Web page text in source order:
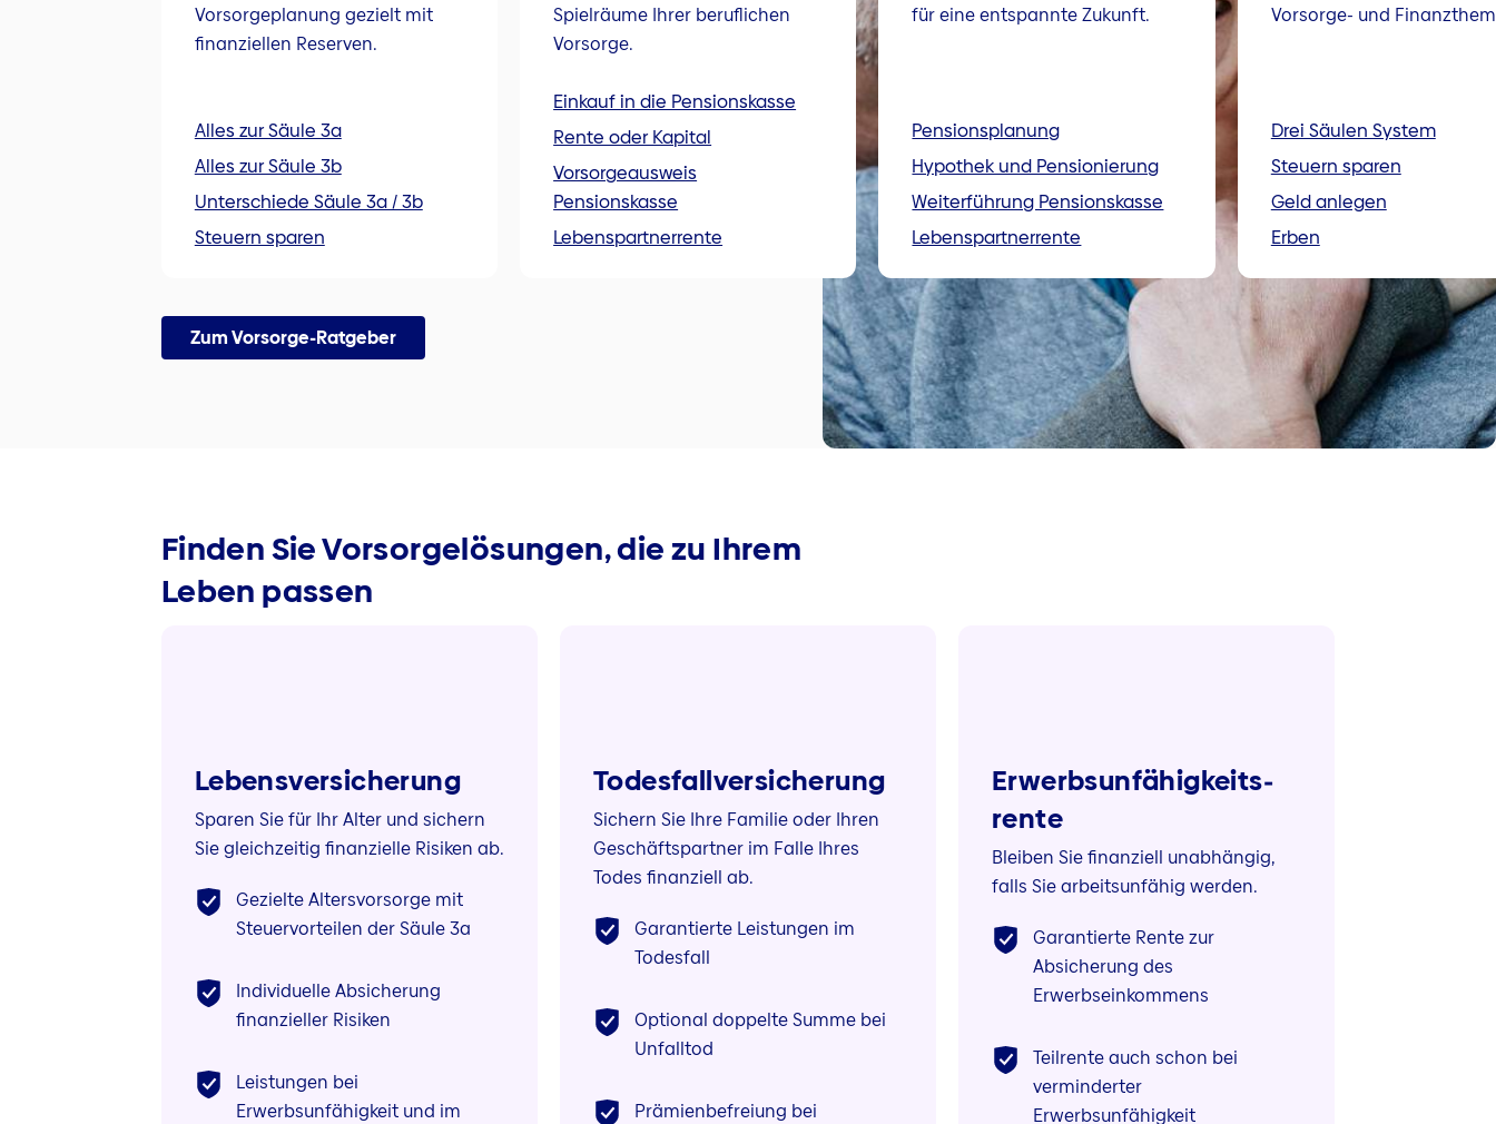
Vorsorgeplanung gezielt mit
finanziellen Reserven.
Alles zur Säule 3a
Alles zur Säule 3b
Unterschiede Säule 3a / 3b
Steuern sparen
Spielräume Ihrer beruflichen
Vorsorge.
Einkauf in die Pensionskasse
Rente oder Kapital
Vorsorgeausweis
Pensionskasse
Lebenspartnerrente
für eine entspannte Zukunft.
Pensionsplanung
Hypothek und Pensionierung
Weiterführung Pensionskasse
Lebenspartnerrente
Vorsorge- und
Drei Säulen System
Steuern sparen
Geld anlegen
Erben
Zum Vorsorge-Ratgeber
Finden Sie Vorsorge­lösungen, die zu Ihrem
Leben passen
Lebens­versicherung
Sparen Sie für Ihr Alter und sichern
Sie gleichzeitig finanzielle Risiken ab.
Gezielte Altersvorsorge mit
Steuervorteilen der Säule 3a
Individuelle Absicherung
finanzieller Risiken
Leistungen bei
Erwerbsunfähigkeit und im
Todesfall­versicherung
Sichern Sie Ihre Familie oder Ihren
Geschäftspartner im Falle Ihres
Todes finanziell ab.
Garantierte Leistungen im
Todesfall
Optional doppelte Summe bei
Unfalltod
Prämienbefreiung bei
Erwerbsunfähigkeits­
rente
Bleiben Sie finanziell unabhängig,
falls Sie arbeitsunfähig werden.
Garantierte Rente zur
Absicherung des
Erwerbseinkommens
Teilrente auch schon bei
verminderter
Erwerbsunfähigkeit